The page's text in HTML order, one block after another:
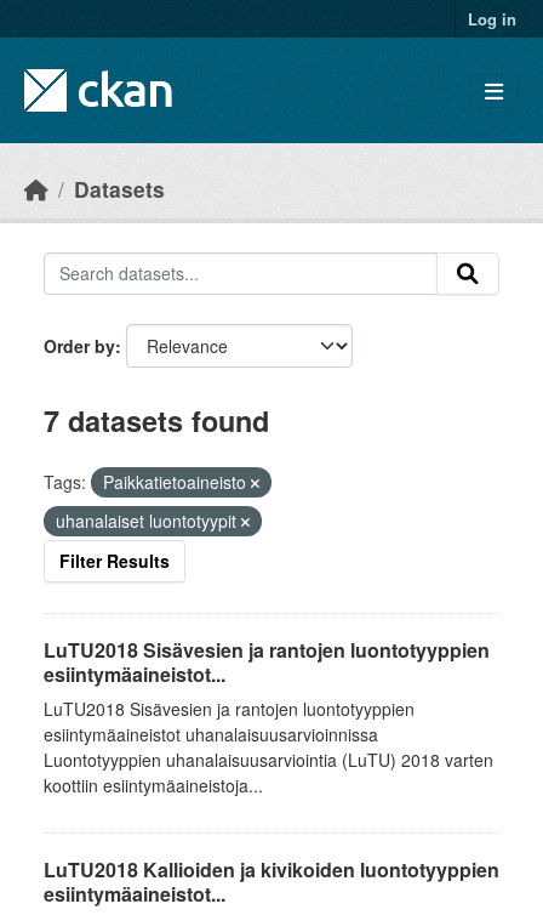
Log in
Datasets
Order by
7 datasets found
Tags:
Paikkatietoaineisto
uhanalaiset luontotyypit
Filter Results
LuTU2018 Sisävesien ja rantojen luontotyyppien
esiintymäaineistot...
LuTU2018 Sisävesien ja rantojen luontotyyppien
esiintymäaineistot uhanalaisuusarvioinnissa
Luontotyyppien uhanalaisuusarviointia (LuTU) 2018 varten
koottiin esiintymäaineistoja...
LuTU2018 Kallioiden ja kivikoiden luontotyyppien
esiintymäaineistot...